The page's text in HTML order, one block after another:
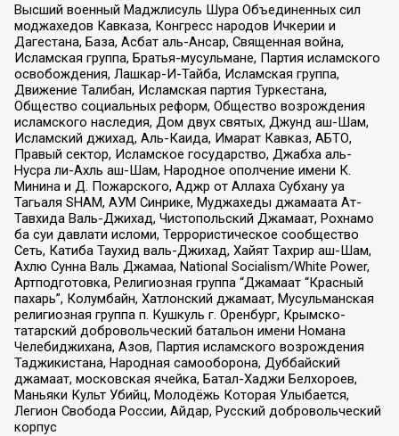
Высший военный Маджлисуль Шура Объединенных сил
моджахедов Кавказа, Конгресс народов Ичкерии и
Дагестана, База, Асбат аль-Ансар, Священная война,
Исламская группа, Братья-мусульмане, Партия исламского
освобождения, Лашкар-И-Тайба, Исламская группа,
Движение Талибан, Исламская партия Туркестана,
Общество социальных реформ, Общество возрождения
исламского наследия, Дом двух святых, Джунд аш-Шам,
Исламский джихад, Аль-Каида, Имарат Кавказ, АБТО,
Правый сектор, Исламское государство, Джабха аль-
Нусра ли-Ахль аш-Шам, Народное ополчение имени К.
Минина и Д. Пожарского, Аджр от Аллаха Субхану уа
Тагьаля SHAM, АУМ Синрике, Муджахеды джамаата Ат-
Тавхида Валь-Джихад, Чистопольский Джамаат, Рохнамо
ба суи давлати исломи, Террористическое сообщество
Сеть, Катиба Таухид валь-Джихад, Хайят Тахрир аш-Шам,
Ахлю Сунна Валь Джамаа, National Socialism/White Power,
Артподготовка, Религиозная группа “Джамаат “Красный
пахарь”, Колумбайн, Хатлонский джамаат, Мусульманская
религиозная группа п. Кушкуль г. Оренбург, Крымско-
татарский добровольческий батальон имени Номана
Челебиджихана, Азов, Партия исламского возрождения
Таджикистана, Народная самооборона, Дуббайский
джамаат, московская ячейка, Батал-Хаджи Белхороев,
Маньяки Культ Убийц, Молодёжь Которая Улыбается,
Легион Свобода России, Айдар, Русский добровольческий
корпус